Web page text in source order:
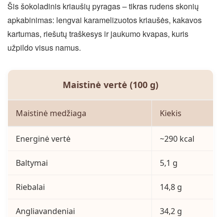
Šis šokoladinis kriaušių pyragas – tikras rudens skonių
apkabinimas: lengvai karamelizuotos kriaušės, kakavos
kartumas, riešutų traškesys ir jaukumo kvapas, kuris
užpildo visus namus.
Maistinė vertė (100 g)
Maistinė medžiaga Kiekis
Energinė vertė ~290 kcal
Baltymai 5,1 g
Riebalai 14,8 g
Angliavandeniai 34,2 g